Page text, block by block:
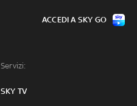
Servizi:
SKY TV
ACCEDI A SKY GO